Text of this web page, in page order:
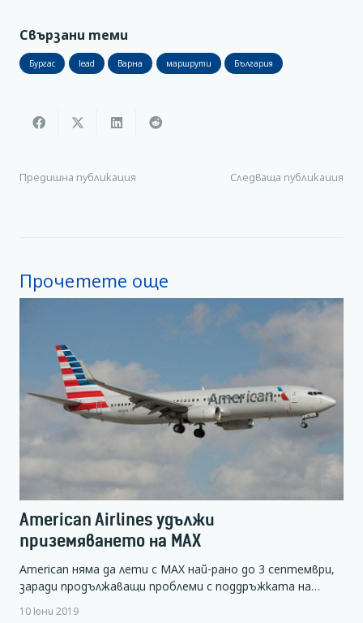
Свързани теми
Бургас lead Варна маршрути България
Предишна публикация Следваща публикация
Прочетете още
American Airlines удължи
приземяването на МАХ
American няма да лети с МАХ най-рано до 3 септември,
заради продължаващи проблеми с поддръжката на…
10 юни 2019